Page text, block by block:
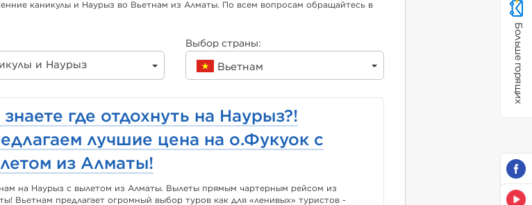
Больше горящих
каникулы и Наурыз во Вьетнам из Алматы. По всем вопросам обращайтесь в
и Наурыз
Выбор страны:
Вьетнам
знаете где отдохнуть на Наурыз?!
лучшие цена на о.Фукуок с
из Алматы!
на Наурыз с вылетом из Алматы. Вылеты прямым чартерным рейсом из
Вьетнам предлагает огромный выбор туров как для «ленивых» туристов -